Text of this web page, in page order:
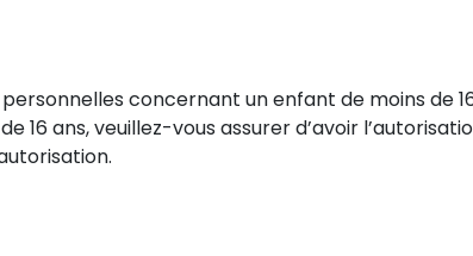
concernant un enfant de moins de
16 ans, veuillez-vous assurer d’avoir